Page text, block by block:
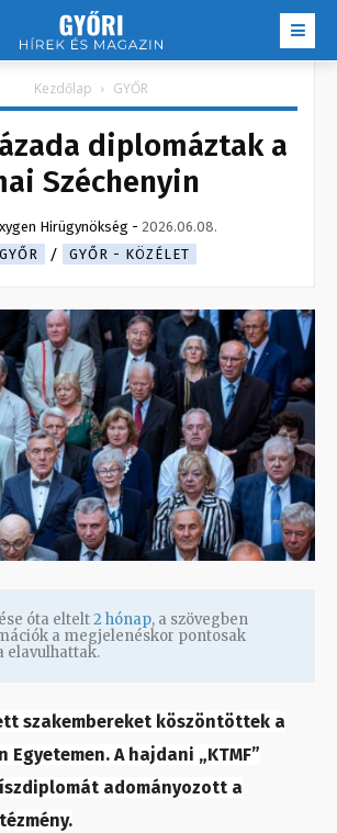
Kezdőlap GYŐR
diplomáztak a
Széchenyin
Hirügynökség - 2026.06.08.
GYŐR
GYŐR - KÖZÉLET
óta eltelt2 hónap, a szövegben
a megjelenéskor pontosak
elavulhattak.
szakembereket köszöntöttek a
Egyetemen. A hajdani „KTMF”
adományozott a